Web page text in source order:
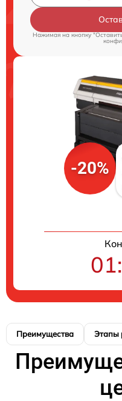
Нажимая на кнопку
-20%
Преимущества Этапы